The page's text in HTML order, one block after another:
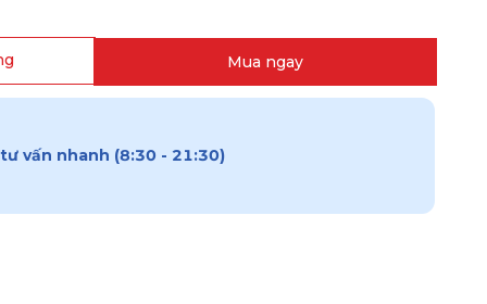
Mua ngay
vấn nhanh (8:30 - 21:30)